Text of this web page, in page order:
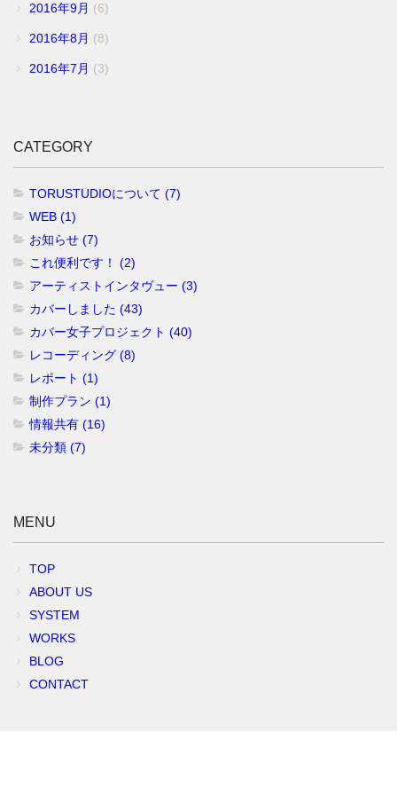
2016年9月 (6)
2016年8月 (8)
2016年7月 (3)
CATEGORY
TORUSTUDIOについて (7)
WEB (1)
お知らせ (7)
これ便利です！ (2)
アーティストインタヴュー (3)
カバーしました (43)
カバー女子プロジェクト (40)
レコーディング (8)
レポート (1)
制作プラン (1)
情報共有 (16)
未分類 (7)
MENU
TOP
ABOUT US
SYSTEM
WORKS
BLOG
CONTACT